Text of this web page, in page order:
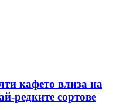
кафето влиза на
редките сортове